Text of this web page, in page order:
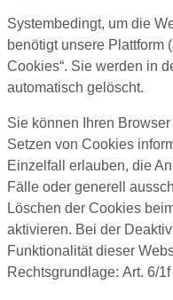
Systembedingt, um die
benötigt unsere Plattform
Cookies“. Sie werden in
automatisch gelöscht.
Sie können Ihren
Setzen von Cookies
Einzelfall erlauben, die
Fälle oder generell
Löschen der Cookies
aktivieren. Bei der
Funktionalität dieser
Rechtsgrundlage: Art. 6/